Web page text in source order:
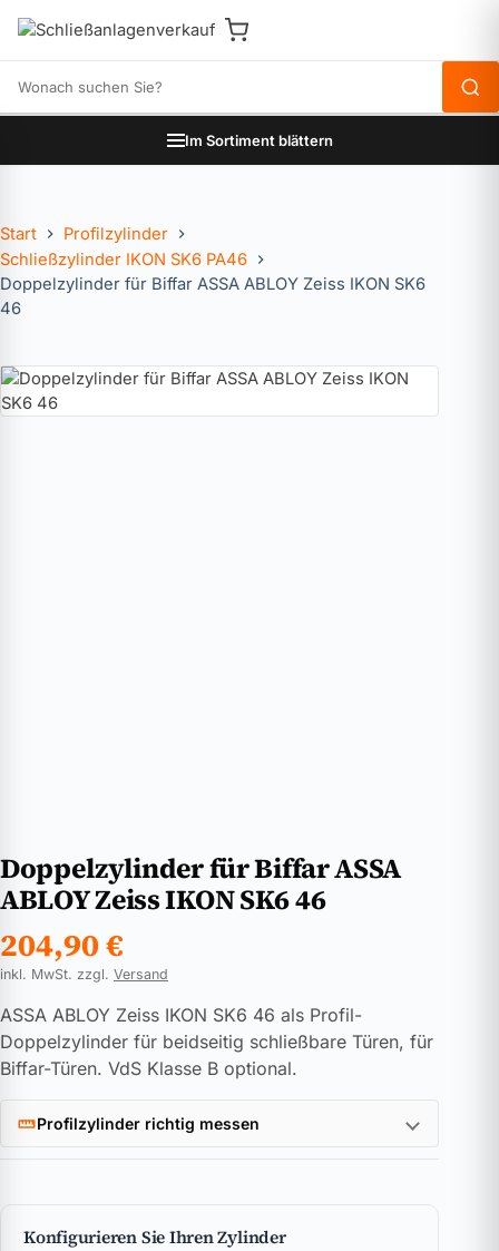
Im Sortiment blättern
Start
Profilzylinder
Schließzylinder IKON SK6 PA46
Doppelzylinder für Biffar ASSA ABLOY Zeiss IKON SK6
46
Doppelzylinder für Biffar ASSA
ABLOY Zeiss IKON SK6 46
204,90€
inkl. MwSt. zzgl. Versand
ASSA ABLOY Zeiss IKON SK6 46 als Profil-
Doppelzylinder für beidseitig schließbare Türen, für
Biffar-Türen. VdS Klasse B optional.
Profilzylinder richtig messen
Konfigurieren Sie Ihren Zylinder